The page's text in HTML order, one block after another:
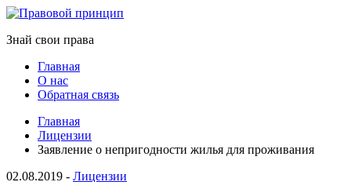
Знай свои права
Главная
О нас
Обратная связь
Главная
Лицензии
Заявление о непригодности жилья для проживания
02.08.2019 - Лицензии